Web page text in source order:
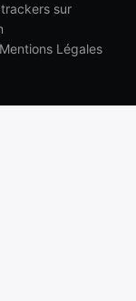
sur
Mentions Légales